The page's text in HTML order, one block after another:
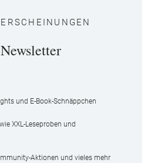
und E-Book-Schnäppchen
XXL-Leseproben und
Aktionen und vieles mehr